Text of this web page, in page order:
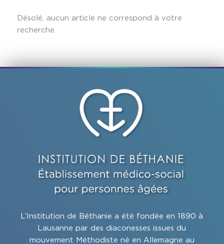
Désolé, aucun article ne correspond à votre
recherche
L’Institution de Béthanie a été fondée en 1890 à
Lausanne par des diaconesses issues du
mouvement Méthodiste né en Allemagne au